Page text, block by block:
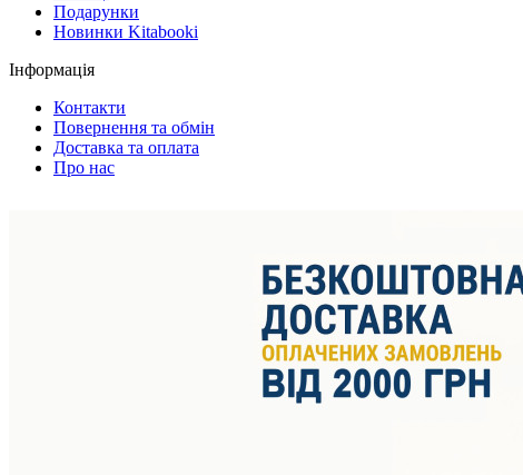
Подарунки
Новинки Kitabooki
Інформація
Контакти
Повернення та обмін
Доставка та оплата
Про нас